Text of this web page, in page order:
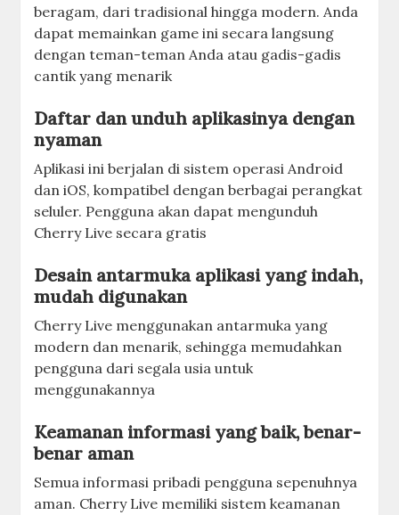
beragam, dari tradisional hingga modern. Anda
dapat memainkan game ini secara langsung
dengan teman-teman Anda atau gadis-gadis
cantik yang menarik
Daftar dan unduh aplikasinya dengan
nyaman
Aplikasi ini berjalan di sistem operasi Android
dan iOS, kompatibel dengan berbagai perangkat
seluler. Pengguna akan dapat mengunduh
Cherry Live secara gratis
Desain antarmuka aplikasi yang indah,
mudah digunakan
Cherry Live menggunakan antarmuka yang
modern dan menarik, sehingga memudahkan
pengguna dari segala usia untuk
menggunakannya
Keamanan informasi yang baik, benar-
benar aman
Semua informasi pribadi pengguna sepenuhnya
aman. Cherry Live memiliki sistem keamanan